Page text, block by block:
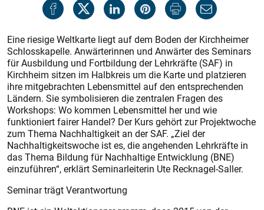
Eine riesige Weltkarte liegt auf dem Boden der Kirchheimer
Schlosskapelle. Anwärterinnen und Anwärter des Seminars
für Ausbildung und Fortbildung der Lehrkräfte (SAF) in
Kirchheim sitzen im Halbkreis um die Karte und platzieren
ihre mitgebrachten Lebensmittel auf den entsprechenden
Ländern. Sie symbolisieren die zentralen Fragen des
Workshops: Wo kommen Lebensmittel her und wie
funktioniert fairer Handel? Der Kurs gehört zur Projektwoche
zum Thema Nachhaltigkeit an der SAF. „Ziel der
Nachhaltigkeitswoche ist es, die angehenden Lehrkräfte in
das Thema Bildung für Nachhaltige Entwicklung (BNE)
einzuführen“, erklärt Seminarleiterin Ute Recknagel-Saller.
Seminar trägt Verantwortung